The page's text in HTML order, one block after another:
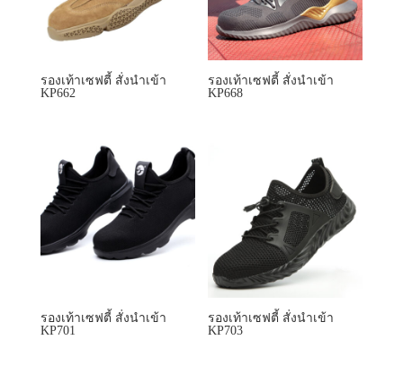
รองเท้าเซฟตี้ สั่งนำเข้า
KP662
รองเท้าเซฟตี้ สั่งนำเข้า
KP668
รองเท้าเซฟตี้ สั่งนำเข้า
KP701
รองเท้าเซฟตี้ สั่งนำเข้า
KP703